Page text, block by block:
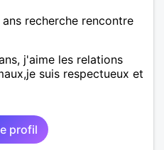
recherche rencontre
j'aime les relations
suis respectueux et
profil